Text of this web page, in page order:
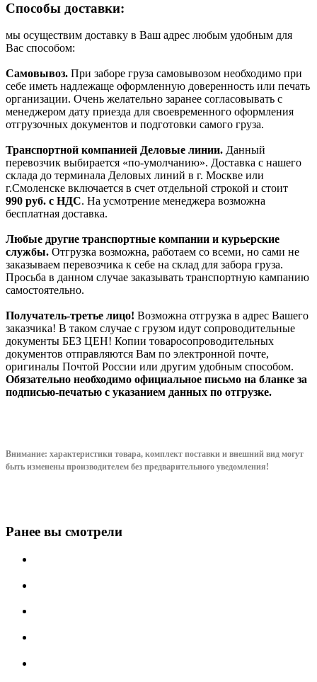
Способы доставки:
мы осуществим доставку в Ваш адрес любым удобным для
Вас способом:
Самовывоз. При заборе груза самовывозом необходимо при
себе иметь надлежаще оформленную доверенность или печать
организации. Очень желательно заранее согласовывать с
менеджером дату приезда для своевременного оформления
отгрузочных документов и подготовки самого груза.
Транспортной компанией Деловые линии. Данный
перевозчик выбирается «по-умолчанию». Доставка с нашего
склада до терминала Деловых линий в г. Москве или
г.Смоленске включается в счет отдельной строкой и стоит
990 руб. с НДС. На усмотрение менеджера возможна
бесплатная доставка.
Любые другие транспортные компании и курьерские
службы. Отгрузка возможна, работаем со всеми, но сами не
заказываем перевозчика к себе на склад для забора груза.
Просьба в данном случае заказывать транспортную кампанию
самостоятельно.
Получатель-третье лицо! Возможна отгрузка в адрес Вашего
заказчика! В таком случае с грузом идут сопроводительные
документы БЕЗ ЦЕН! Копии товаросопроводительных
документов отправляются Вам по электронной почте,
оригиналы Почтой России или другим удобным способом.
Обязательно необходимо официальное письмо на бланке за
подписью-печатью с указанием данных по отгрузке.
Внимание: характеристики товара, комплект поставки и внешний вид могут
быть изменены производителем без предварительного уведомления!
Ранее вы смотрели